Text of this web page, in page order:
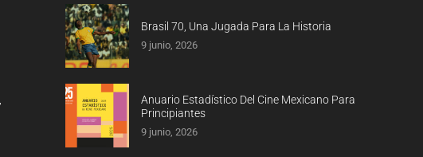
Brasil 70, Una Jugada Para La Historia
9 junio, 2026
Anuario Estadístico Del Cine Mexicano Para
Principiantes
9 junio, 2026